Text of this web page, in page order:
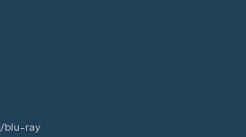
blu-ray